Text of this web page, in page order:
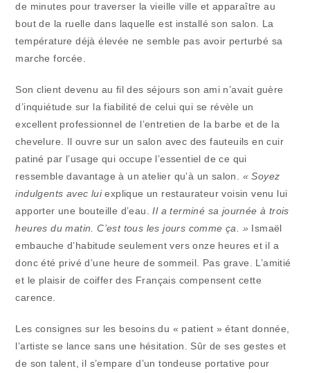
de minutes pour traverser la vieille ville et apparaître au
bout de la ruelle dans laquelle est installé son salon. La
température déjà élevée ne semble pas avoir perturbé sa
marche forcée.
Son client devenu au fil des séjours son ami n’avait guère
d’inquiétude sur la fiabilité de celui qui se révèle un
excellent professionnel de l’entretien de la barbe et de la
chevelure. Il ouvre sur un salon avec des fauteuils en cuir
patiné par l’usage qui occupe l’essentiel de ce qui
ressemble davantage à un atelier qu’à un salon. « Soyez
indulgents avec luiexplique un restaurateur voisin venu lui
apporter une bouteille d’eau.Il a terminé sa journée à trois
heures du matin.C’est tous les jours comme ça. » Ismaël
embauche d’habitude seulement vers onze heures et il a
donc été privé d’une heure de sommeil. Pas grave. L’amitié
et le plaisir de coiffer des Français compensent cette
carence.
Les consignes sur les besoins du « patient » étant donnée,
l’artiste se lance sans une hésitation. Sûr de ses gestes et
de son talent, il s’empare d’un tondeuse portative pour